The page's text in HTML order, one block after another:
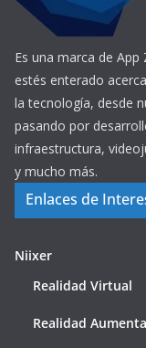
Es una marca de
estés enterado
la tecnología, desde
pasando por
infraestructura,
y mucho más.
Enlaces de
Niixer
Realidad Virtual
Realidad